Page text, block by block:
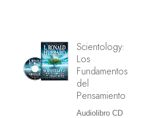
Scientology:
Los
Fundamentos
del
Pensamiento
Audiolibro CD